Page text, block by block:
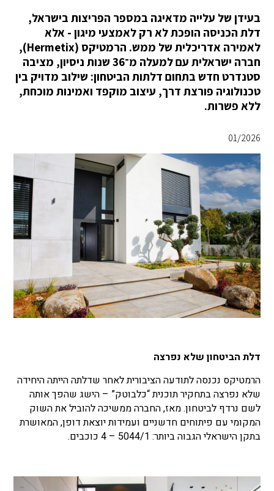
בעידן של עלייה מדאיגה במספר הפריצות בישראל,
דלת הכניסה הופכת לא רק לאמצעי מיגון - אלא
לאמירה אדריכלית של ממש. הרמטיקס (Hermetix),
חברה ישראלית עם למעלה מ־36 שנות ניסיון, מציבה
סטנדרט חדש בתחום דלתות הביטחון: שילוב מדויק בין
טכנולוגיה פורצת דרך, עיצוב מוקפד ואמינות מוכחת,
ללא פשרות.
01/2026
דלת הביטחון שלא נפרצה
הרמטיקס נכנסה לתודעה הציבורית לאחר שדלתה הייתה היחידה
שלא נפרצה בתחקיר תוכנית “כלבוטק” – הישג שהפך אותה
לשם נרדף לביטחון. מאז, החברה ממשיכה להוביל את השוק
המקומי עם פיתוחים חדשניים ועמידות יוצאת דופן, המאושרת
בתקן הישראלי הגבוה ביותר: 5044/1 – 4 כוכבים.